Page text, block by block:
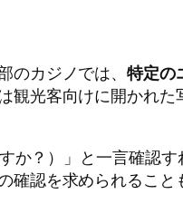
のカジノでは、特定の
光客向けに開かれた
？）」と一言確認
認を求められること